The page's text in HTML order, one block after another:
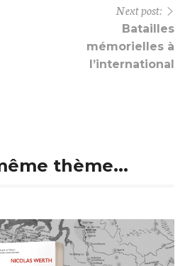
Next post:
Batailles
mémorielles à
l’international
thème...